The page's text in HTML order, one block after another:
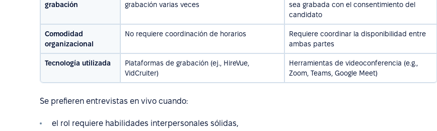
grabación
grabación varias veces
sea grabada con el consentimiento del
candidato
Comodidad
organizacional
No requiere coordinación de horarios
Requiere coordinar la disponibilidad entre
ambas partes
Tecnología utilizada
Plataformas de grabación (ej., HireVue,
VidCruiter)
Herramientas de videoconferencia (e.g.,
Zoom, Teams, Google Meet)
Se prefieren entrevistas en vivo cuando:
el rol requiere habilidades interpersonales sólidas,